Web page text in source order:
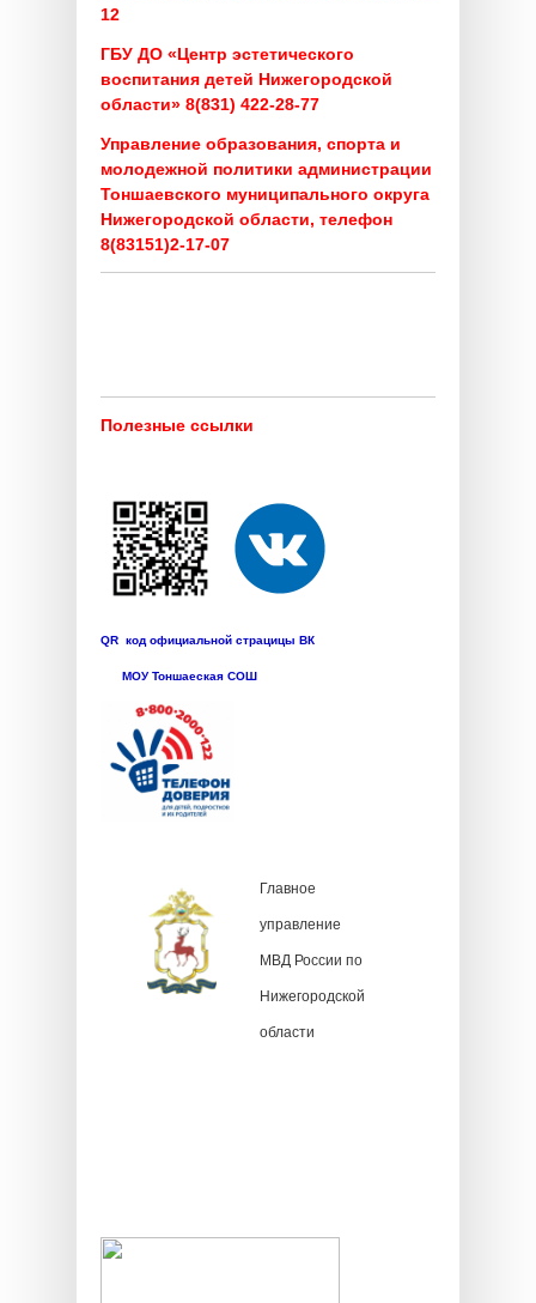
12
ГБУ ДО «Центр эстетического
воспитания детей Нижегородской
области» 8(831) 422-28-77
Управление образования, спорта и
молодежной политики администрации
Тоншаевского муниципального округа
Нижегородской области, телефон
8(83151)2-17-07
Полезные ссылки
QR код официальной страцицы ВК
МОУ Тоншаеская СОШ
Главное
управление
МВД России по
Нижегородской
области